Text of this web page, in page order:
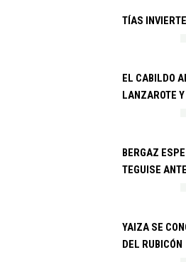
TÍAS
EL CABILDO
LANZAROTE
BERGAZ
TEGUISE
YAIZA SE
DEL RUBICÓN